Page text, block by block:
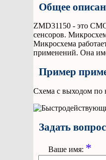
Общее
ZMD31150 - это
сенсоров.
Микросхема
применений. Она
Пример
Схема с выходом по
Задать
Ваше имя: *